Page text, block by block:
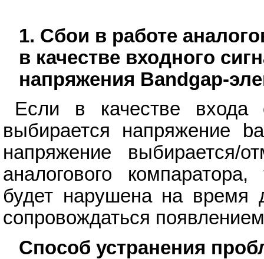
1. Сбои в работе
в качестве входного
напряжения Bandgap-
Если в качестве входа
выбирается напряжение
напряжение выбирается/
аналогового
будет нарушена на время
сопровождаться
Способ устранения